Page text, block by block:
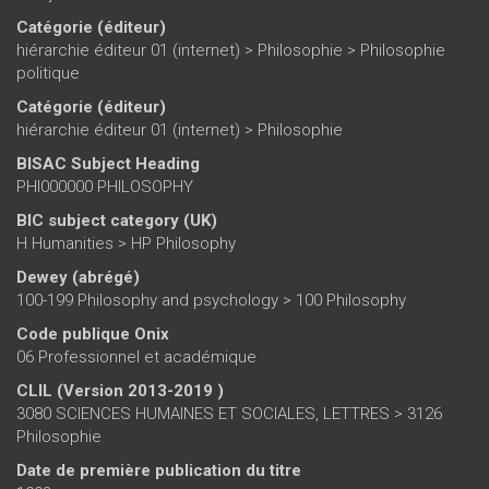
Catégorie (éditeur)
hiérarchie éditeur 01 (internet) > Philosophie > Philosophie
politique
Catégorie (éditeur)
hiérarchie éditeur 01 (internet) > Philosophie
BISAC Subject Heading
PHI000000 PHILOSOPHY
BIC subject category (UK)
H Humanities > HP Philosophy
Dewey (abrégé)
100-199 Philosophy and psychology > 100 Philosophy
Code publique Onix
06 Professionnel et académique
CLIL (Version 2013-2019 )
3080 SCIENCES HUMAINES ET SOCIALES, LETTRES > 3126
Philosophie
Date de première publication du titre